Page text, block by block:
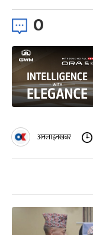
0
अनलाइनखबर